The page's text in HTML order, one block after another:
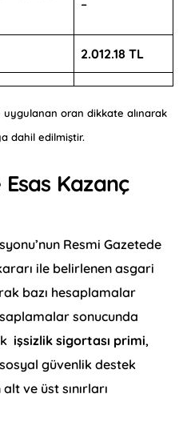
–
2.012.18 TL
oran dikkate alınarak
dahil edilmiştir.
Kazanç
Resmi Gazetede
ile belirlenen asgari
bazı hesaplamalar
sonucunda
işsizlik sigortası primi,
güvenlik destek
ve üst sınırları